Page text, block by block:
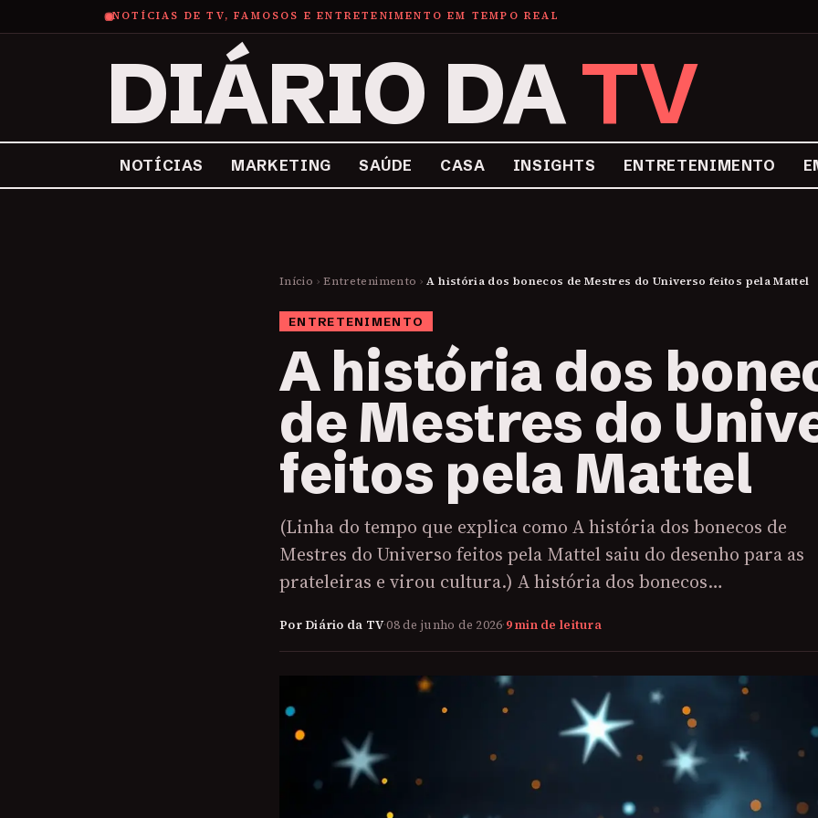
NOTÍCIAS DE TV, FAMOSOS E ENTRETENIMENTO EM TEMPO REAL
DIÁRIO DATV
NOTÍCIAS MARKETING SAÚDE CASA INSIGHTS ENTRETENIMENTO
Início › Entretenimento › A história dos bonecos de Mestres do Universo feitos pela Mattel
ENTRETENIMENTO
A história dos
de Mestres do
feitos pela Mattel
(Linha do tempo que explica como A história dos bonecos de
Mestres do Universo feitos pela Mattel saiu do desenho para as
prateleiras e virou cultura.) A história dos bonecos…
Por Diário da TV·08 de junho de 2026·9 min de leitura